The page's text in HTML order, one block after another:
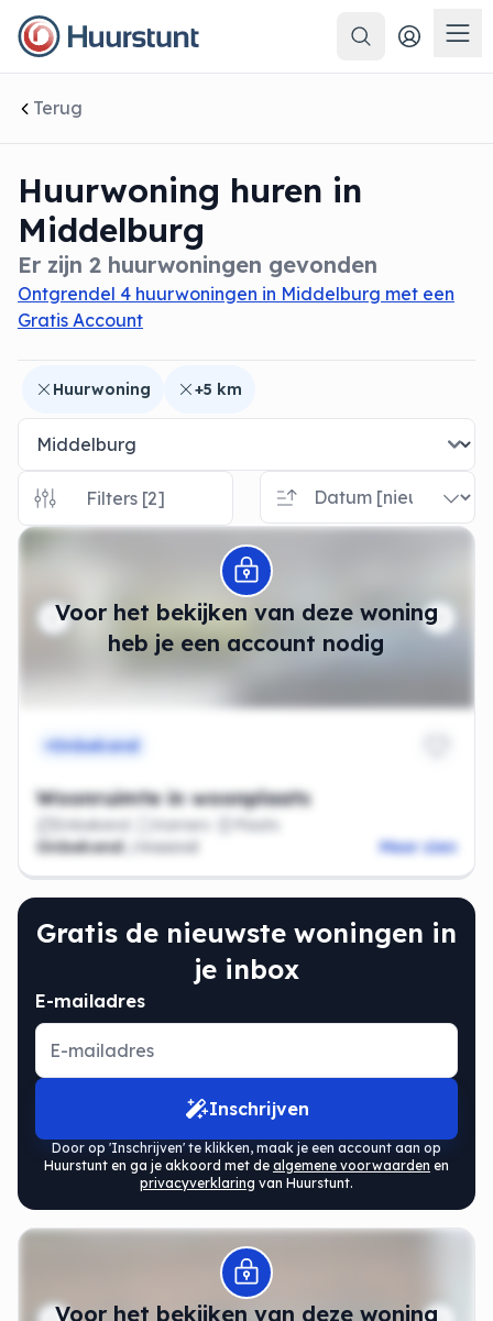
Zoeken
Terug
Huurwoning huren in
Middelburg
Er zijn 2 huurwoningen gevonden
Ontgrendel 4 huurwoningen in Middelburg met een
Gratis Account
sluiten
Huurwoning +5 km
Filters [2]
Voor het bekijken van deze woning
heb je een account nodig
Modal openen
Onbekend
Woonruimte in woonplaats
Onbekend Kamers
Plaats
Onbekend
/maand Meer zien
Gratis de nieuwste woningen in
je inbox
E-mailadres
Inschrijven
Door op 'Inschrijven' te klikken, maak je een account aan op
Huurstunt en ga je akkoord met de algemene voorwaarden en
privacyverklaring van Huurstunt.
Voor het bekijken van deze woning
Modal openen